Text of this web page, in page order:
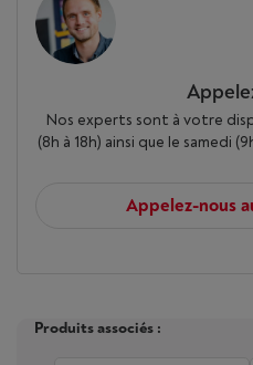
Nos experts sont à votre
(8h à 18h) ainsi que le samedi
Appelez-nous
Produits associés :